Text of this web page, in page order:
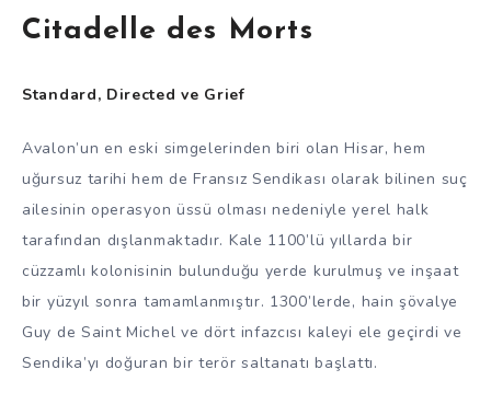
Citadelle des Morts
Standard, Directed ve Grief
Avalon’un en eski simgelerinden biri olan Hisar, hem
uğursuz tarihi hem de Fransız Sendikası olarak bilinen suç
ailesinin operasyon üssü olması nedeniyle yerel halk
tarafından dışlanmaktadır. Kale 1100’lü yıllarda bir
cüzzamlı kolonisinin bulunduğu yerde kurulmuş ve inşaat
bir yüzyıl sonra tamamlanmıştır. 1300’lerde, hain şövalye
Guy de Saint Michel ve dört infazcısı kaleyi ele geçirdi ve
Sendika’yı doğuran bir terör saltanatı başlattı.